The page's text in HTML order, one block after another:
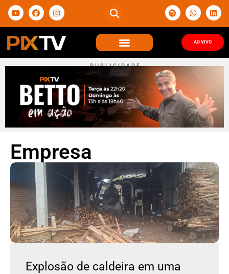
AO VIVO
P U B L I C I D A D E
Empresa
Explosão de caldeira em uma